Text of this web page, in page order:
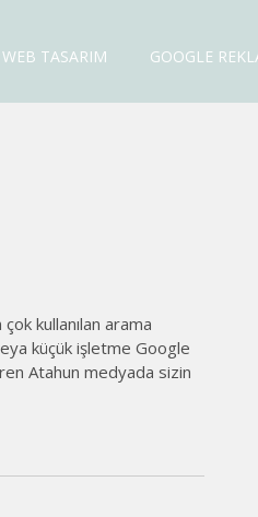
WEB TASARIM GOOGLE
kullanılan arama
küçük işletme Google
Atahun medyada sizin